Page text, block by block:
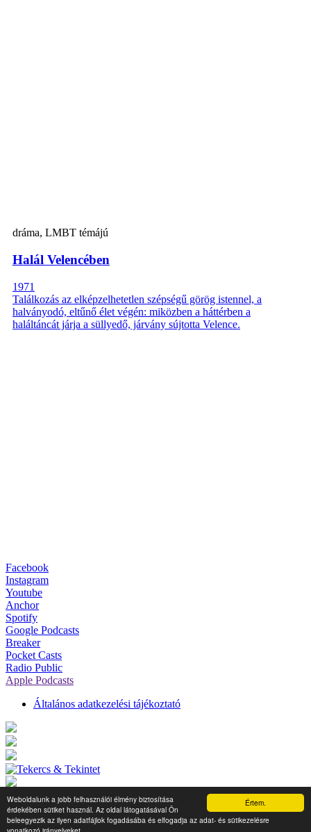
Értem.
Weboldalunk a jobb felhasználói élmény biztosítása
érdekében sütiket használ. Az oldal látogatásával Ön
beleegyezik az ilyen adatfájlok fogadásába és elfogadja az adat- és sütikezelésre
dráma, LMBT témájú
Halál Velencében
1971
Találkozás az elképzelhetetlen szépségű görög istennel, a
halványodó, eltűnő élet végén: miközben a háttérben a
haláltáncát járja a süllyedő, járvány sújtotta Velence.
Facebook
Instagram
Youtube
Anchor
Spotify
Google Podcasts
Breaker
Pocket Casts
Radio Public
Apple Podcasts
Általános adatkezelési tájékoztató
Tekercs & Tekintet 2026.Minden jog fenntartva.